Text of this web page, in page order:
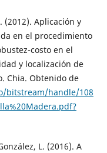
(2012). Aplicación y
en el procedimiento
costo en el
y localización de
Chia. Obtenido de
bitstream/handle/108
L. (2016). A